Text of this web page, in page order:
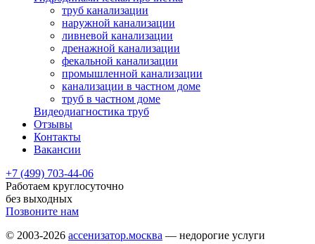
труб канализации
наружной канализации
ливневой канализации
дренажной канализации
фекальной канализации
промышленной канализации
канализации в частном доме
труб в частном доме
Видеодиагностика труб
Отзывы
Контакты
Вакансии
+7 (499) 703-44-06
Работаем круглосуточно
без выходных
Позвоните нам
© 2003-2026 ассенизатор.москва — недорогие услуги